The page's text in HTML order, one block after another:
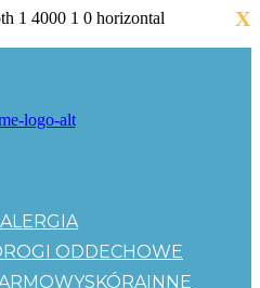
1 4000 1 0 horizontal
ALERGIA
ODDECHOWE
SKÓRAINNE
X